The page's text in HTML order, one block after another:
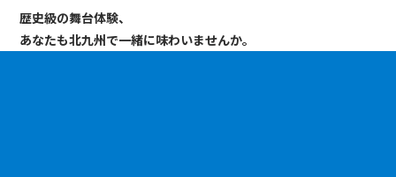
歴史級の舞台体験、
あなたも北九州で一緒に味わいませんか。